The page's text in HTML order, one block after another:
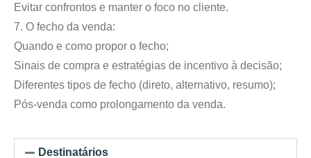
Evitar confrontos e manter o foco no cliente.
7. O fecho da venda:
Quando e como propor o fecho;
Sinais de compra e estratégias de incentivo à decisão;
Diferentes tipos de fecho (direto, alternativo, resumo);
Pós-venda como prolongamento da venda.
Destinatários